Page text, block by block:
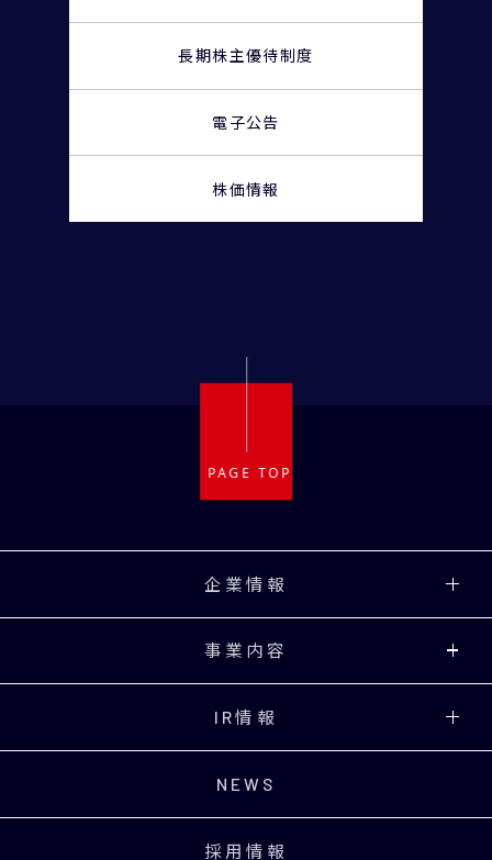
長期株主優待制度
電子公告
株価情報
企業情報
事業内容
IR情報
NEWS
採用情報